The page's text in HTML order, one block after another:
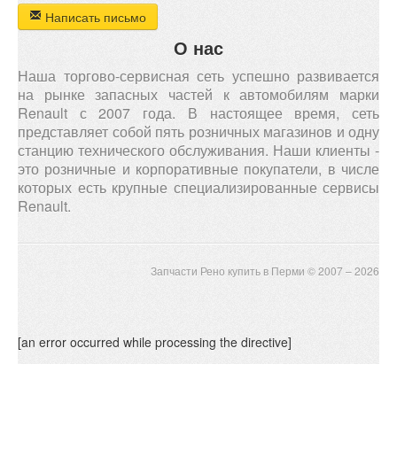
Написать письмо
О нас
Наша торгово-сервисная сеть успешно развивается
на рынке запасных частей к автомобилям марки
Renault с 2007 года. В настоящее время, сеть
представляет собой пять розничных магазинов и одну
станцию технического обслуживания. Наши клиенты -
это розничные и корпоративные покупатели, в числе
которых есть крупные специализированные сервисы
Renault.
Запчасти Рено купить в Перми © 2007 – 2026
[an error occurred while processing the directive]